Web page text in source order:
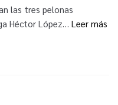
las tres pelonas
Héctor López… Leer más